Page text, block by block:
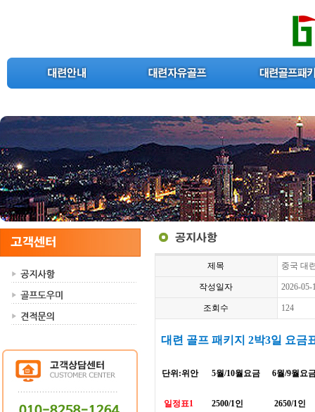
제목 중국 대
작성일자 2026-05-
조회수 124
대련 골프 패키지 2박3일 요금
단위:위안 5월/10월요금 6월/9월요
일정표1 2500/1인 2650/1인